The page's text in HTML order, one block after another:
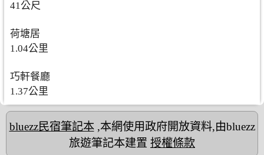
41公尺
荷塘居
1.04公里
巧軒餐廳
1.37公里
bluezz民宿筆記本,本網使用政府開放資料,由bluezz
旅遊筆記本建置 授權條款